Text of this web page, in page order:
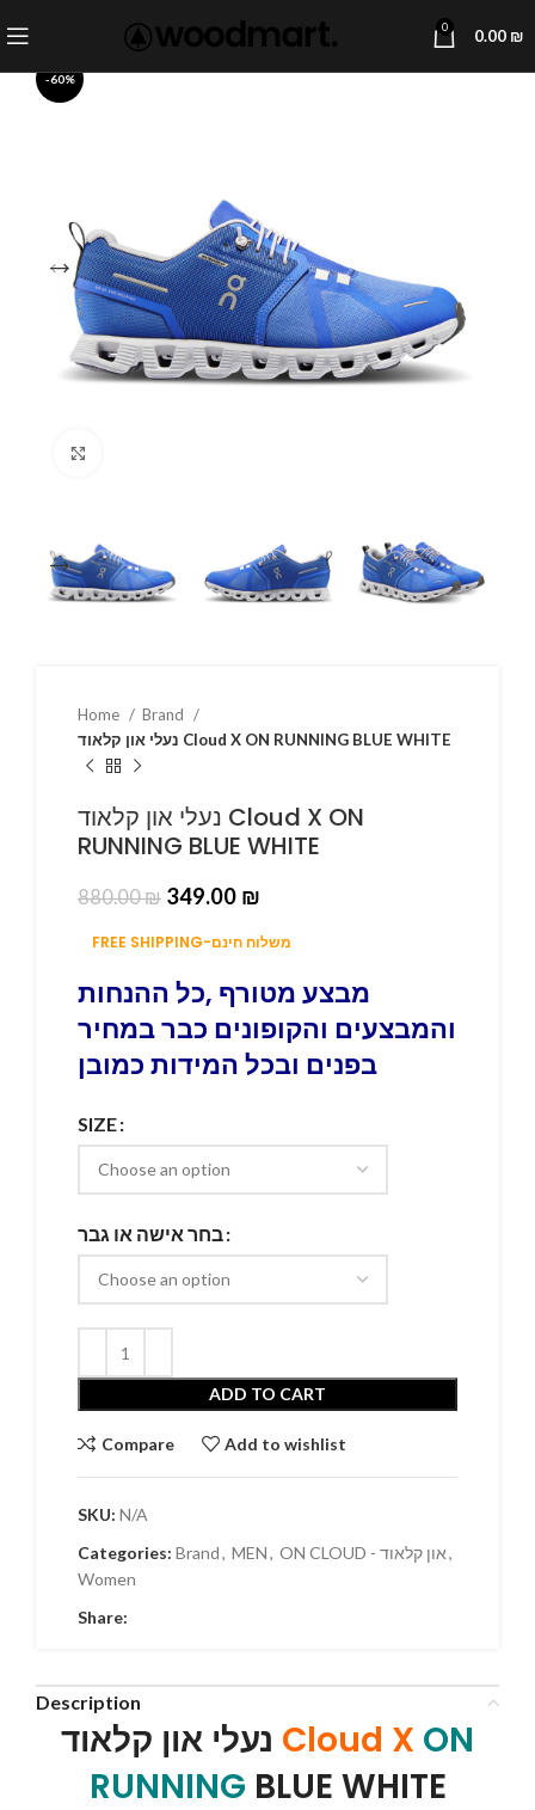
0 0.00 ₪
-60%
Home
Brand
נעלי און קלאוד Cloud X ON RUNNING BLUE WHITE
נעלי און קלאוד Cloud X ON
RUNNING BLUE WHITE
880.00₪ 349.00 ₪
FREE SHIPPING-משלוח חינם
מבצע מטורף ,כל ההנחות
והמבצעים והקופונים כבר במחיר
בפנים ובכל המידות כמובן
SIZE
בחר אישה או גבר
ADD TO CART
Compare Add to wishlist
SKU: N/A
Categories: Brand, MEN, ON CLOUD - און קלאוד,
Women
Share:
Description
Cloud X ON
RUNNING BLUE WHITE